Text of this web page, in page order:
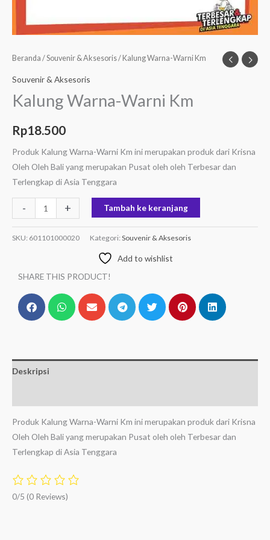
Beranda /Souvenir & Aksesoris/ Kalung Warna-Warni Km
Souvenir & Aksesoris
Kalung Warna-Warni Km
Rp18.500
Produk Kalung Warna-Warni Km ini merupakan produk dari Krisna
Oleh Oleh Bali yang merupakan Pusat oleh oleh Terbesar dan
Terlengkap di Asia Tenggara
- + Tambah ke keranjang
SKU: 601101000020 Kategori: Souvenir & Aksesoris
Add to wishlist
SHARE THIS PRODUCT!
Deskripsi
Produk Kalung Warna-Warni Km ini merupakan produk dari Krisna
Oleh Oleh Bali yang merupakan Pusat oleh oleh Terbesar dan
Terlengkap di Asia Tenggara
0/5 (0 Reviews)